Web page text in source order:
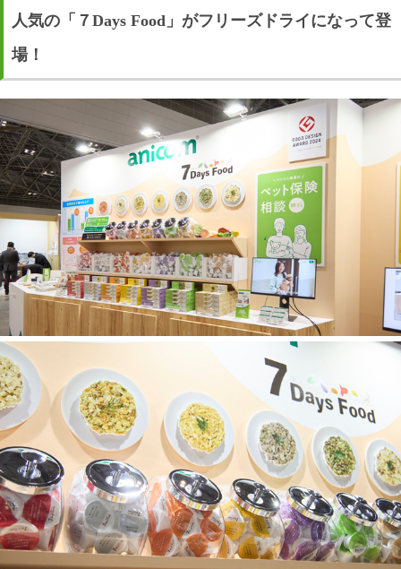
人気の「７Days Food」がフリーズドライになって登
場！